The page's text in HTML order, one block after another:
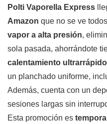
Polti Vaporella Express
Amazon que no se ve
vapor a alta presión,
sola pasada, ahorrándote
calentamiento ultrarrápido
un planchado uniforme,
Además, cuenta con un
sesiones largas sin
Esta promoción es